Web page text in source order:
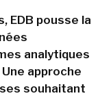
EDB pousse la
analytiques
approche
souhaitant